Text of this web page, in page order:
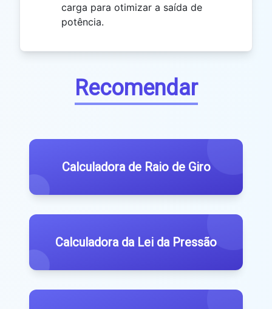
carga para otimizar a saída de
potência.
Recomendar
Calculadora de Raio de Giro
Calculadora da Lei da Pressão